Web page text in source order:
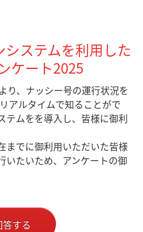
ステムを利用した
ケート2025
り、ナッシー号の運行状況を
アルタイムで知ることがで
テムをを導入し、皆様に御利
までに御利用いただいた皆様
いたいため、アンケートの御
答する